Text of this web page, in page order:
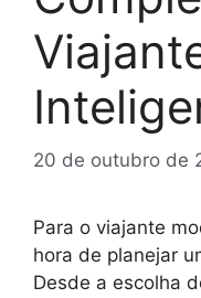
20 de outubro de
Para o viajante
hora de planejar
Desde a escolha